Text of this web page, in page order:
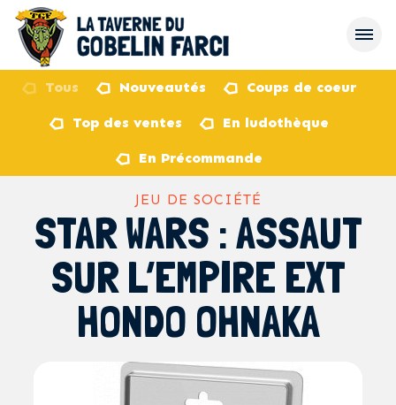
Tous Nouveautés Coups de coeur
Top des ventes En ludothèque
En Précommande
JEU DE SOCIÉTÉ
STAR WARS : ASSAUT
SUR L’EMPIRE EXT
HONDO OHNAKA